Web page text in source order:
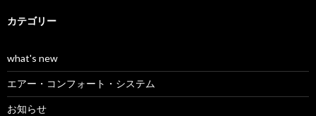
カテゴリー
what's new
エアー・コンフォート・システム
お知らせ